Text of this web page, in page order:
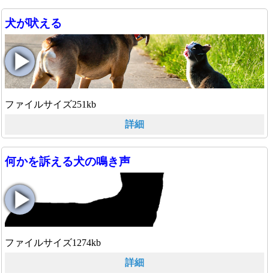
犬が吠える
ファイルサイズ251kb
詳細
何かを訴える犬の鳴き声
ファイルサイズ1274kb
詳細